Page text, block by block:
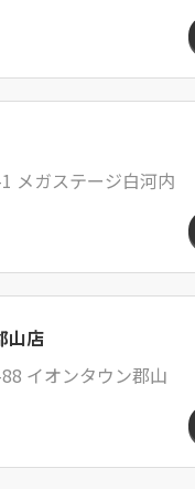
メガステージ白河内
山店
イオンタウン郡山